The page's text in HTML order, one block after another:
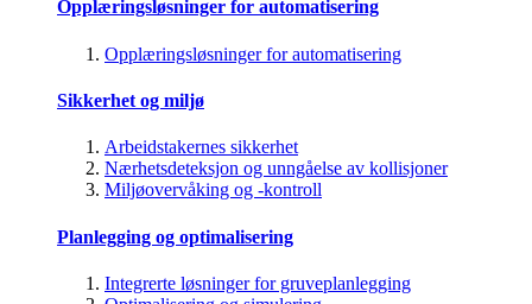
Opplæringsløsninger for automatisering
Opplæringsløsninger for automatisering
Sikkerhet og miljø
Arbeidstakernes sikkerhet
Nærhetsdeteksjon og unngåelse av kollisjoner
Miljøovervåking og -kontroll
Planlegging og optimalisering
Integrerte løsninger for gruveplanlegging